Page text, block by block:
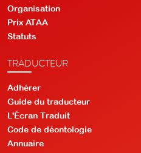
Organisation
Prix ATAA
Statuts
TRADUCTEUR
Adhérer
Guide du traducteur
L'Écran Traduit
Code de déontologie
Annuaire